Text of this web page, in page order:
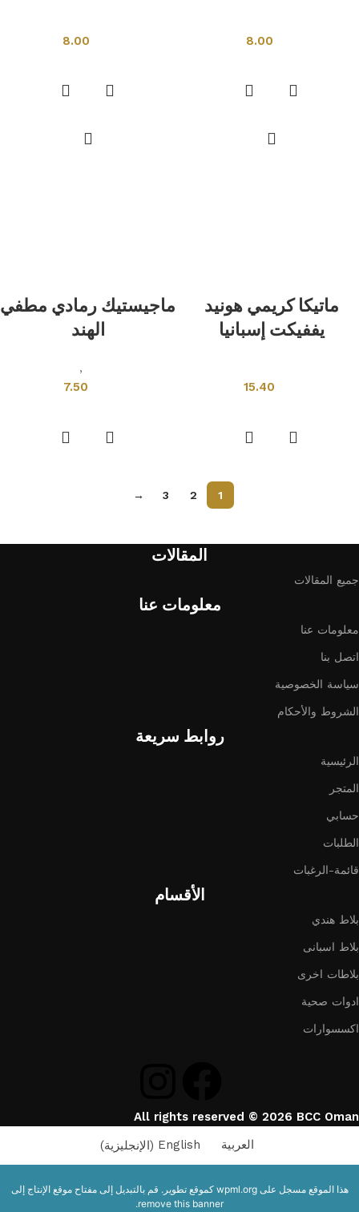
8.00
8.00
ماتيكا كريمي هونيد
يففيكت إسبانيا
15.40
ماجيستيك رمادي مطفي
الهند
,
7.50
1
2
3
→
المقالات
جميع المقالات
معلومات عنا
معلومات عنا
اتصل بنا
سياسة الخصوصية
الشروط والأحكام
روابط سريعة
الرئيسية
المتجر
حسابي
الطلبات
قائمة-الرغبات
الأقسام
بلاط هندي
بلاط اسبانى
بلاطات اخرى
ادوات صحية
اكسسوارات
All rights reserved © 2026 BCC Oman
العربية
English
(الإنجليزية)
هذا الموقع مسجل علىwpml.org كموقع تطوير. قم بالتبديل إلى مفتاح موقع الإنتاج إلى
remove this banner
.